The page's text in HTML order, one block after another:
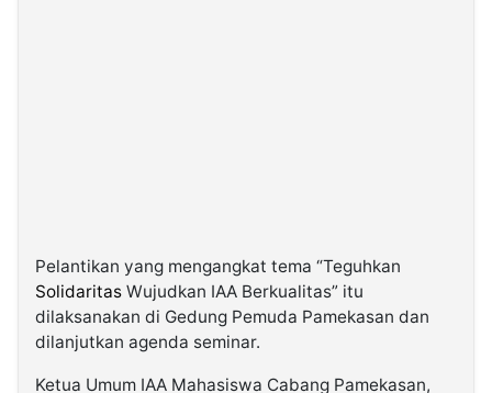
Media
Holding
Pelantikan yang mengangkat tema “Teguhkan
Solidaritas Wujudkan IAA Berkualitas” itu
dilaksanakan di Gedung Pemuda Pamekasan dan
dilanjutkan agenda seminar.
Ketua Umum IAA Mahasiswa Cabang Pamekasan,